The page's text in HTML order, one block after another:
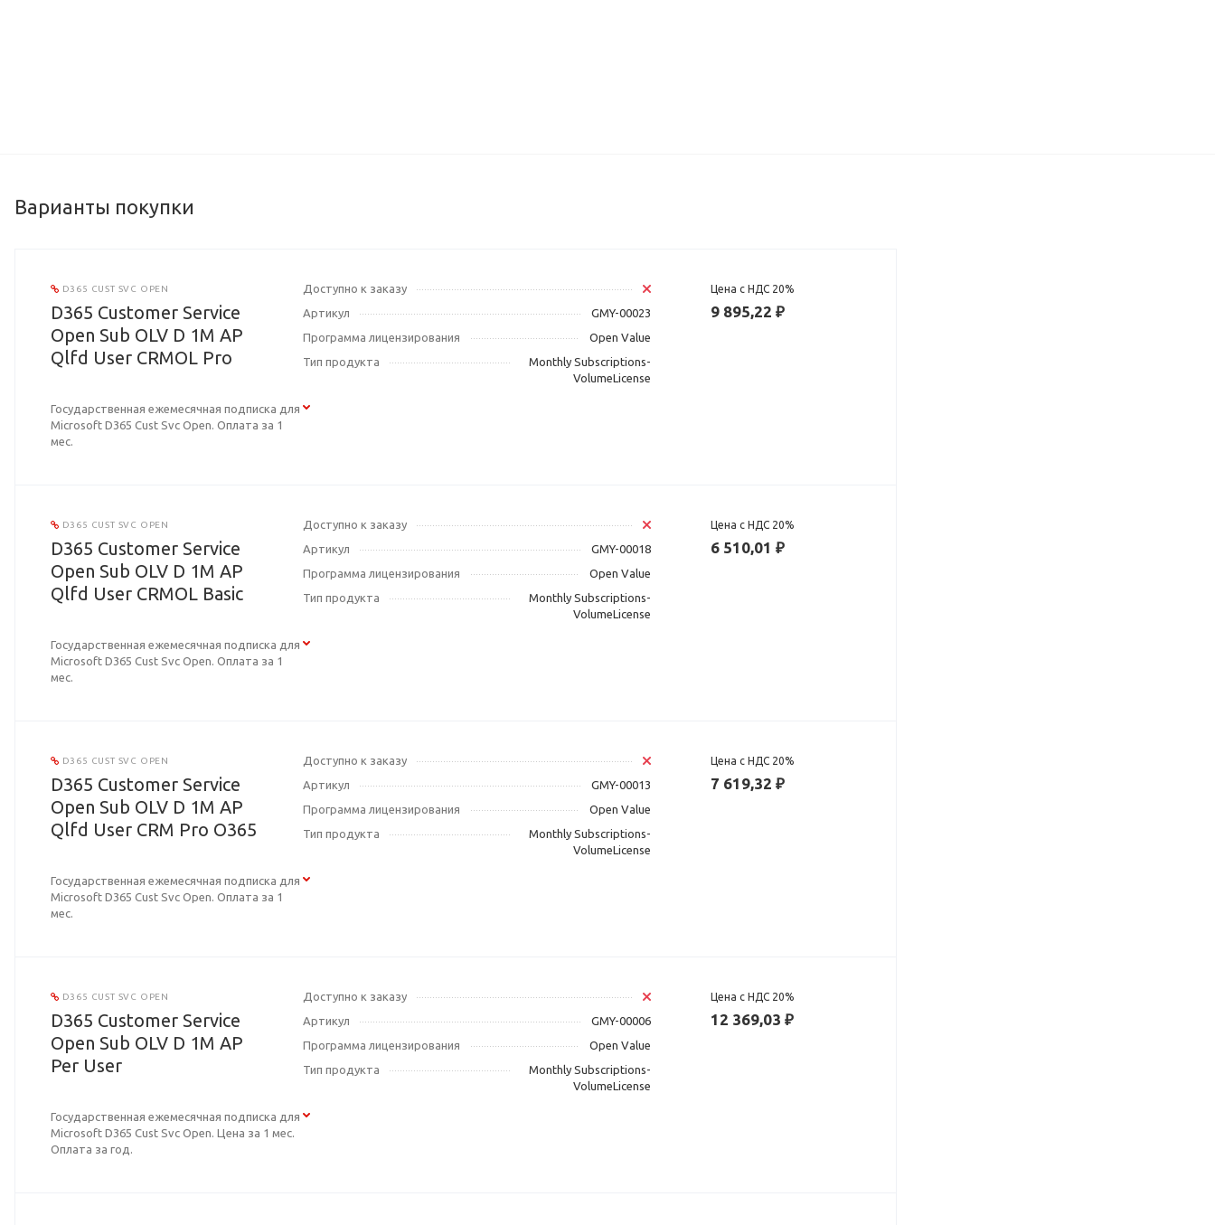
Варианты покупки
D365 CUST SVC OPEN
D365 Customer Service
Open Sub OLV D 1M AP
Qlfd User CRMOL Pro
Государственная ежемесячная подписка для
Microsoft D365 Cust Svc Open. Оплата за 1
мес.
Доступно к заказу
Артикул
GMY-00023
Программа лицензирования
Open Value
Тип продукта
Monthly Subscriptions-
VolumeLicense
Цена с НДС 20%
9 895,22 ₽
D365 CUST SVC OPEN
D365 Customer Service
Open Sub OLV D 1M AP
Qlfd User CRMOL Basic
Государственная ежемесячная подписка для
Microsoft D365 Cust Svc Open. Оплата за 1
мес.
Доступно к заказу
Артикул
GMY-00018
Программа лицензирования
Open Value
Тип продукта
Monthly Subscriptions-
VolumeLicense
Цена с НДС 20%
6 510,01 ₽
D365 CUST SVC OPEN
D365 Customer Service
Open Sub OLV D 1M AP
Qlfd User CRM Pro O365
Государственная ежемесячная подписка для
Microsoft D365 Cust Svc Open. Оплата за 1
мес.
Доступно к заказу
Артикул
GMY-00013
Программа лицензирования
Open Value
Тип продукта
Monthly Subscriptions-
VolumeLicense
Цена с НДС 20%
7 619,32 ₽
D365 CUST SVC OPEN
D365 Customer Service
Open Sub OLV D 1M AP
Per User
Государственная ежемесячная подписка для
Microsoft D365 Cust Svc Open. Цена за 1 мес.
Оплата за год.
Доступно к заказу
Артикул
GMY-00006
Программа лицензирования
Open Value
Тип продукта
Monthly Subscriptions-
VolumeLicense
Цена с НДС 20%
12 369,03 ₽